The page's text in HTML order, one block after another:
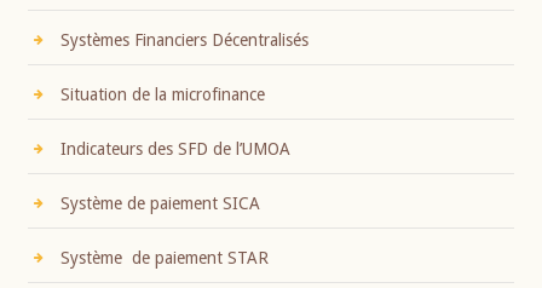
Systèmes Financiers Décentralisés
Situation de la microfinance
Indicateurs des SFD de l’UMOA
Système de paiement SICA
Système de paiement STAR